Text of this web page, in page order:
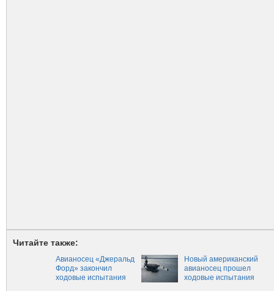
Читайте также:
Авианосец «Джеральд
Форд» закончил
ходовые испытания
Новый американский
авианосец прошел
ходовые испытания